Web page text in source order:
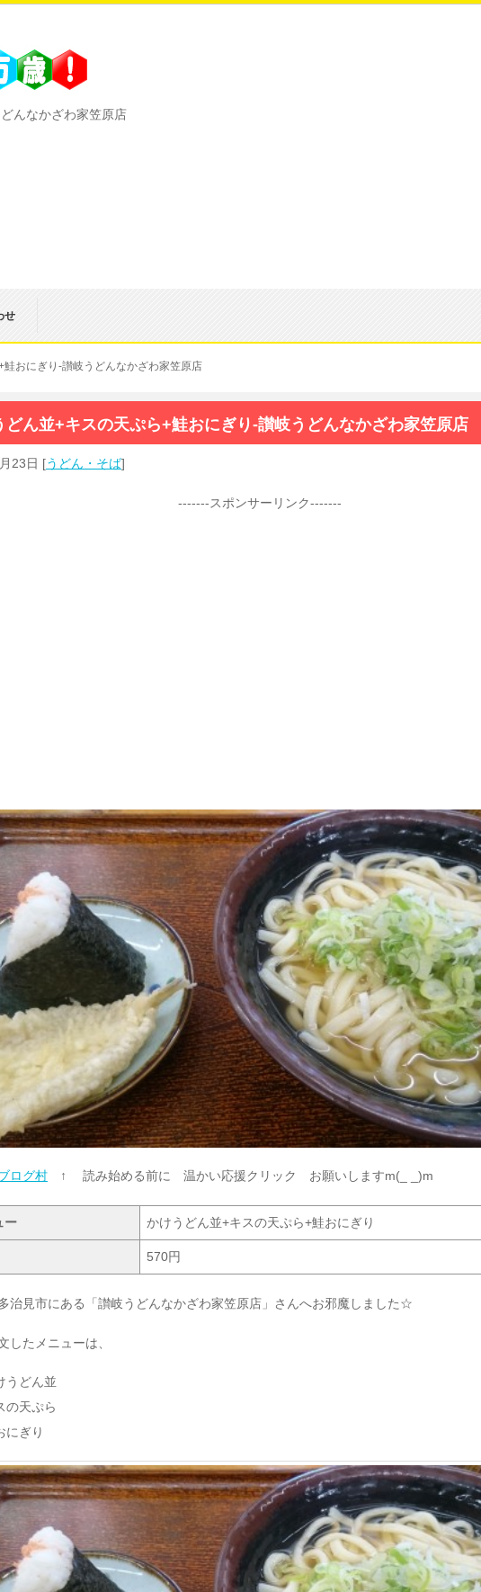
んなかざわ家笠原店
せ
おにぎり-讃岐うどんなかざわ家笠原店
どん並+キスの天ぷら+鮭おにぎり-讃岐うどんなかざわ家笠原店
23日 [うどん・そば]
-------スポンサーリンク-------
ログ村↑ 読み始める前に 温かい応援クリック お願いしますm(_ _)m
ー かけうどん並+キスの天ぷら+鮭おにぎり
570円
治見市にある「讃岐うどんなかざわ家笠原店」さんへお邪魔しました☆
したメニューは、
うどん並
の天ぷら
にぎり